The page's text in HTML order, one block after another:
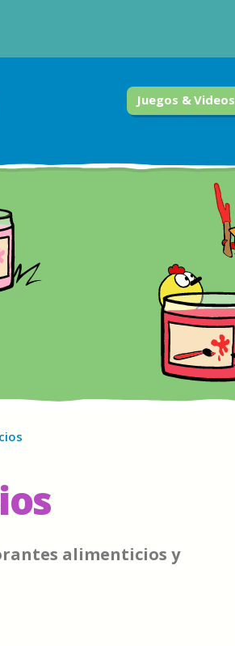
Juegos & Videos
alimenticios y